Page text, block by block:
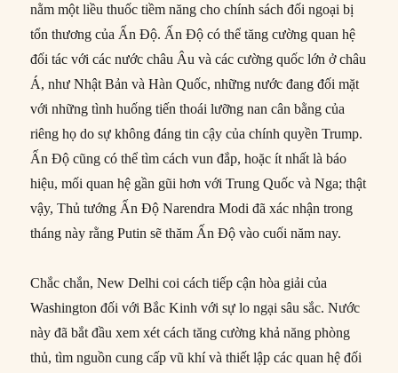
nằm một liều thuốc tiềm năng cho chính sách đối ngoại bị
tổn thương của Ấn Độ. Ấn Độ có thể tăng cường quan hệ
đối tác với các nước châu Âu và các cường quốc lớn ở châu
Á, như Nhật Bản và Hàn Quốc, những nước đang đối mặt
với những tình huống tiến thoái lưỡng nan cân bằng của
riêng họ do sự không đáng tin cậy của chính quyền Trump.
Ấn Độ cũng có thể tìm cách vun đắp, hoặc ít nhất là báo
hiệu, mối quan hệ gần gũi hơn với Trung Quốc và Nga; thật
vậy, Thủ tướng Ấn Độ Narendra Modi đã xác nhận trong
tháng này rằng Putin sẽ thăm Ấn Độ vào cuối năm nay.
Chắc chắn, New Delhi coi cách tiếp cận hòa giải của
Washington đối với Bắc Kinh với sự lo ngại sâu sắc. Nước
này đã bắt đầu xem xét cách tăng cường khả năng phòng
thủ, tìm nguồn cung cấp vũ khí và thiết lập các quan hệ đối